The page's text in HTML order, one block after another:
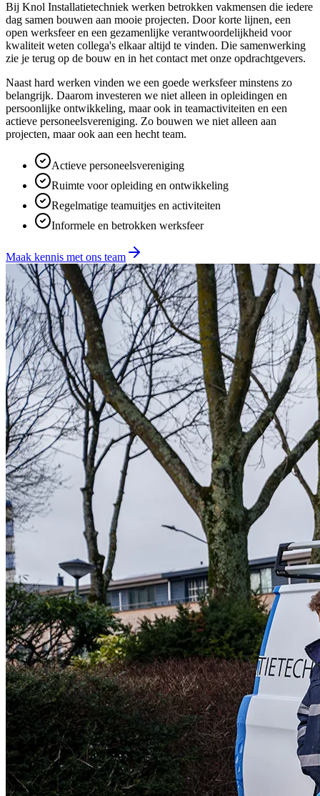
Bij Knol Installatietechniek werken betrokken vakmensen die iedere
dag samen bouwen aan mooie projecten. Door korte lijnen, een
open werksfeer en een gezamenlijke verantwoordelijkheid voor
kwaliteit weten collega's elkaar altijd te vinden. Die samenwerking
zie je terug op de bouw en in het contact met onze opdrachtgevers.
Naast hard werken vinden we een goede werksfeer minstens zo
belangrijk. Daarom investeren we niet alleen in opleidingen en
persoonlijke ontwikkeling, maar ook in teamactiviteiten en een
actieve personeelsvereniging. Zo bouwen we niet alleen aan
projecten, maar ook aan een hecht team.
Actieve personeelsvereniging
Ruimte voor opleiding en ontwikkeling
Regelmatige teamuitjes en activiteiten
Informele en betrokken werksfeer
Maak kennis met ons team